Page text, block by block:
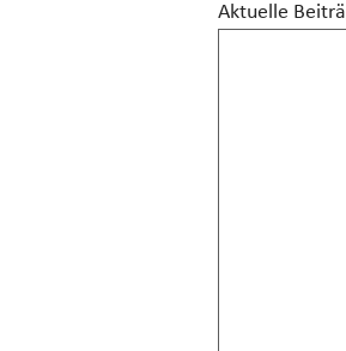
Aktuelle